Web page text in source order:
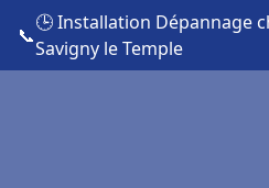
📞
🕒 Installation Dépannage
Savigny le Temple